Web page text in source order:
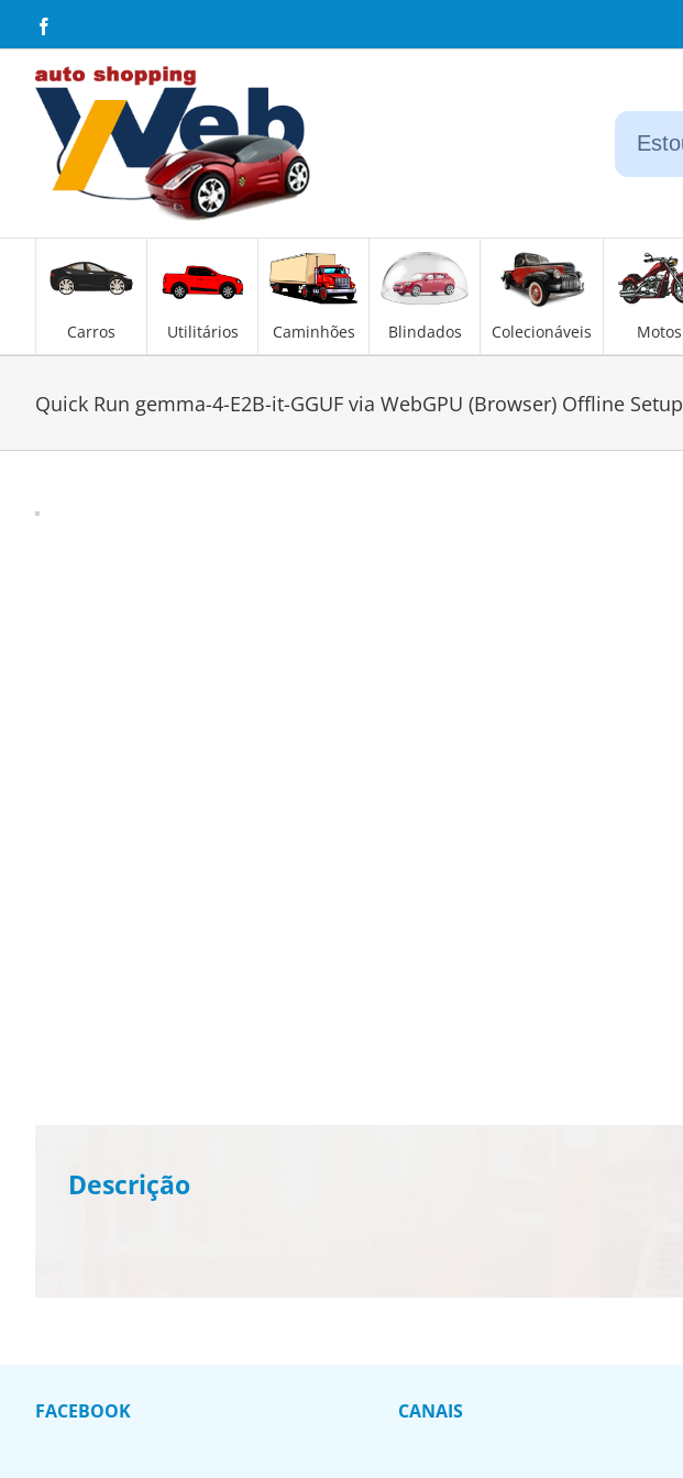
content
Carros Utilitários Caminhões Blindados Colecionáveis Motos
Quick Run gemma-4-E2B-it-GGUF via WebGPU (Browser) Offline Setup
Descrição
FACEBOOK CANAIS